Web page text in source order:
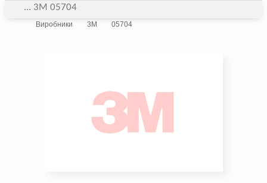
... 3M 05704
Виробники 3M 05704